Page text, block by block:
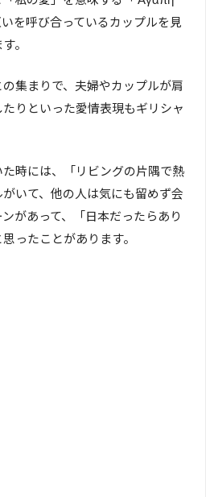
を呼び合っているカップルを見
。
集まりで、夫婦やカップルが肩
りといった愛情表現もギリシャ
時には、「リビングの片隅で熱
いて、他の人は気にも留めず会
があって、「日本だったらあり
ったことがあります。